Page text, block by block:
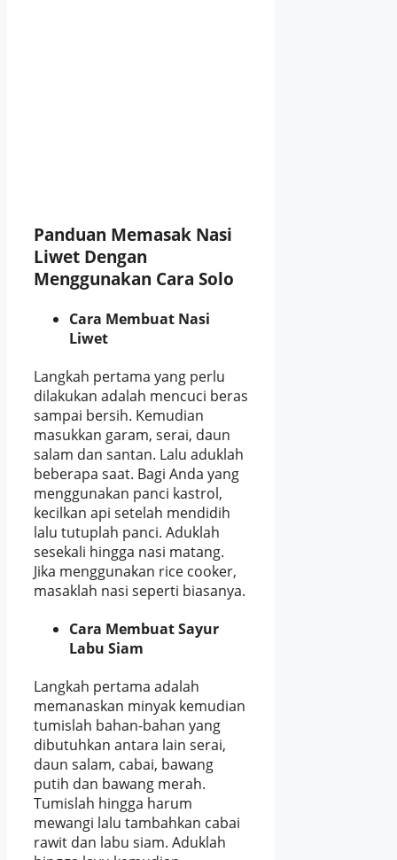
Panduan Memasak Nasi
Liwet Dengan
Menggunakan Cara Solo
Cara Membuat Nasi
Liwet
Langkah pertama yang perlu
dilakukan adalah mencuci beras
sampai bersih. Kemudian
masukkan garam, serai, daun
salam dan santan. Lalu aduklah
beberapa saat. Bagi Anda yang
menggunakan panci kastrol,
kecilkan api setelah mendidih
lalu tutuplah panci. Aduklah
sesekali hingga nasi matang.
Jika menggunakan rice cooker,
masaklah nasi seperti biasanya.
Cara Membuat Sayur
Labu Siam
Langkah pertama adalah
memanaskan minyak kemudian
tumislah bahan-bahan yang
dibutuhkan antara lain serai,
daun salam, cabai, bawang
putih dan bawang merah.
Tumislah hingga harum
mewangi lalu tambahkan cabai
rawit dan labu siam. Aduklah